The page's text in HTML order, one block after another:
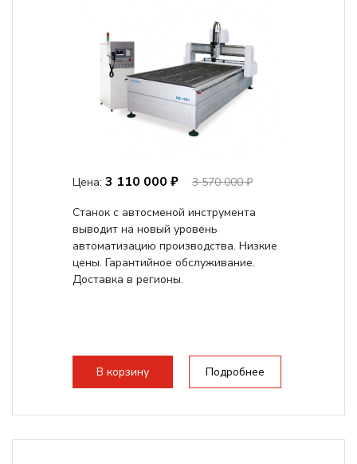
Цена: 3 110 000 ₽
3 570 000 ₽
Станок с автосменой инструмента
выводит на новый уровень
автоматизацию производства. Низкие
цены. Гарантийное обслуживание.
Доставка в регионы.
В корзину Подробнее